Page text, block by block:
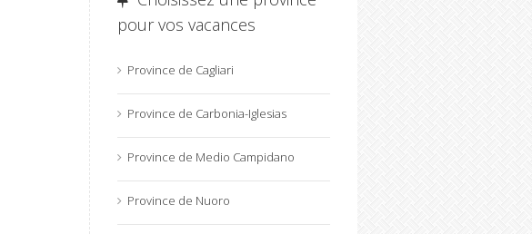
pour vos vacances
Province de Cagliari
Province de Carbonia-Iglesias
Province de Medio Campidano
Province de Nuoro